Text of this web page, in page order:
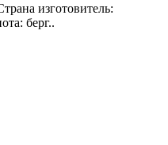
изготовитель:
берг..